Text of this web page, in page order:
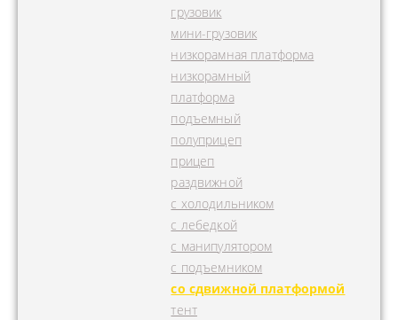
грузовик
мини-грузовик
низкорамная платформа
низкорамный
платформа
подъемный
полуприцеп
прицеп
раздвижной
с холодильником
с лебедкой
с манипулятором
с подъемником
со сдвижной платформой
тент